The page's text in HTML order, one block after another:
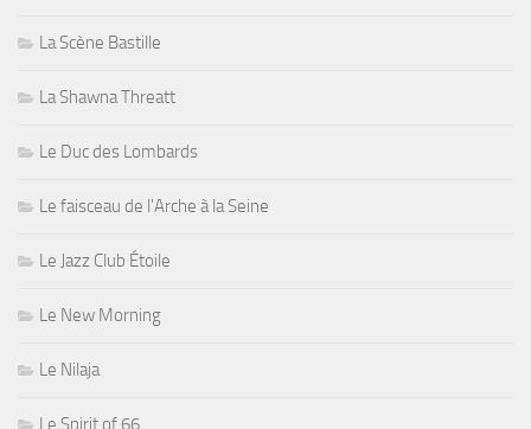
La Scène Bastille
La Shawna Threatt
Le Duc des Lombards
Le faisceau de l'Arche à la Seine
Le Jazz Club Étoile
Le New Morning
Le Nilaja
Le Spirit of 66